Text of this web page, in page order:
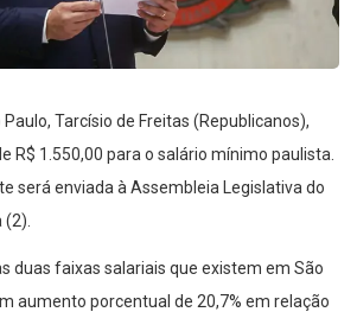
Tarcísio de Freitas (Republicanos),
R$ 1.550,00 para o salário mínimo paulista.
será enviada à Assembleia Legislativa do
duas faixas salariais que existem em São
aumento porcentual de 20,7% em relação